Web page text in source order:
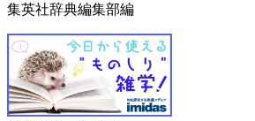
集英社辞典編集部編